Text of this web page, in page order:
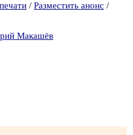
/ Разместить анонс /
Макашёв